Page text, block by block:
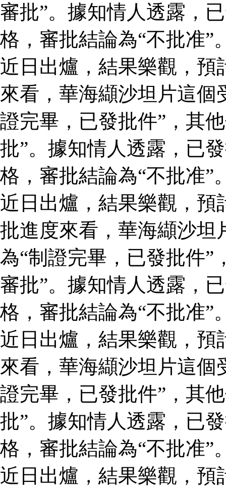
審批”。據知情人透露，
格，審批結論為“不批准”
近日出爐，結果樂觀，預
來看，華海纈沙坦片這個
證完畢，已發批件”，其
批”。據知情人透露，已
格，審批結論為“不批准”
近日出爐，結果樂觀，
批進度來看，華海纈沙坦
為“制證完畢，已發批件”
審批”。據知情人透露，
格，審批結論為“不批准”
近日出爐，結果樂觀，預
來看，華海纈沙坦片這個
證完畢，已發批件”，其
批”。據知情人透露，已
格，審批結論為“不批准”
近日出爐，結果樂觀，預